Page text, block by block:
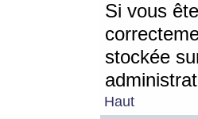
Si vous
stockée
Haut